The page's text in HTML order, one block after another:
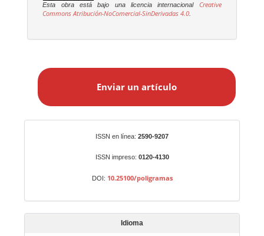
Esta obra está bajo una licencia internacional
Creative
Commons Atribución-NoComercial-SinDerivadas 4.0
a
t
í
Enviar un artículo
ISSN en línea: 2590-9207
ISSN impreso: 0120-4130
DOI: 10.25100/poligramas
Idioma